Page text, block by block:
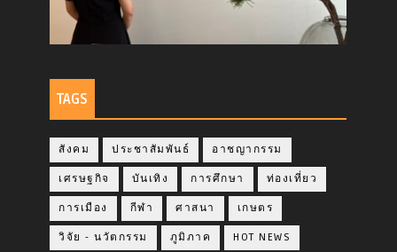
TAGS
สังคม ประชาสัมพันธ์ อาชญากรรม
เศรษฐกิจ บันเทิง การศึกษา ท่องเที่ยว
การเมือง กีฬา ศาสนา เกษตร
วิจัย - นวัตกรรม ภูมิภาค HOT NEWS